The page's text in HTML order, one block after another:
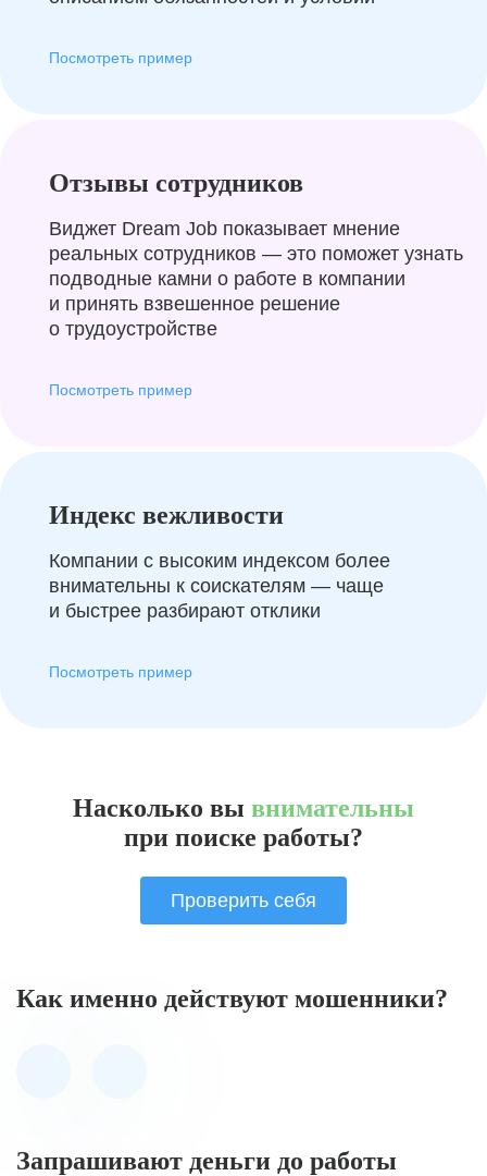
Посмотреть пример
Отзывы сотрудников
Виджет Dream Job показывает мнение
реальных сотрудников — это поможет узнать
подводные камни о работе в компании
и принять взвешенное решение
о трудоустройстве
Посмотреть пример
Индекс вежливости
Компании с высоким индексом более
внимательны к соискателям — чаще
и быстрее разбирают отклики
Посмотреть пример
Насколько вы внимательны
при поиске работы?
Проверить себя
Как именно действуют мошенники?
Запрашивают деньги до работы